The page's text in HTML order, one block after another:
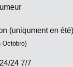
(uniqument en été)
Octobre)
24 7/7